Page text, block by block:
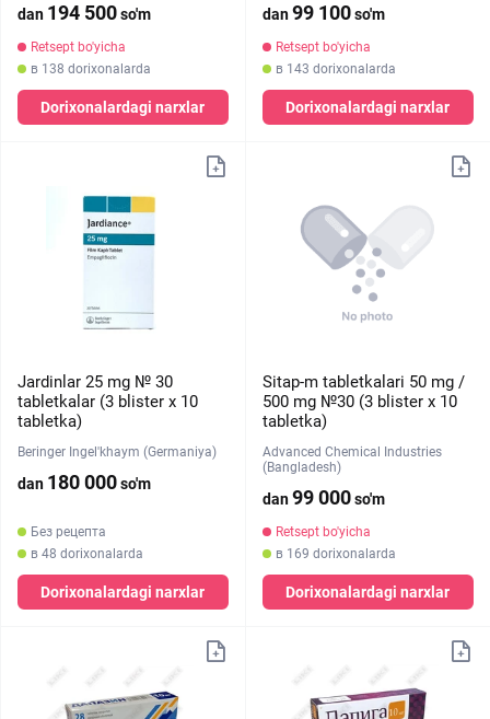
dan 194 500so'm
Retsept bo'yicha
в 138 dorixonalarda
Dorixonalardagi narxlar
dan99 100so'm
Retsept bo'yicha
в 143 dorixonalarda
Dorixonalardagi narxlar
Jardinlar 25 mg № 30
tabletkalar (3 blister х 10
tabletka)
Beringer Ingel'khaym (Germaniya)
dan 180 000so'm
Без рецепта
в 48 dorixonalarda
Dorixonalardagi narxlar
Sitap-m tabletkalari 50 mg /
500 mg №30 (3 blister х 10
tabletka)
Аdvanced Chemical Industries
(Bangladesh)
dan99 000so'm
Retsept bo'yicha
в 169 dorixonalarda
Dorixonalardagi narxlar